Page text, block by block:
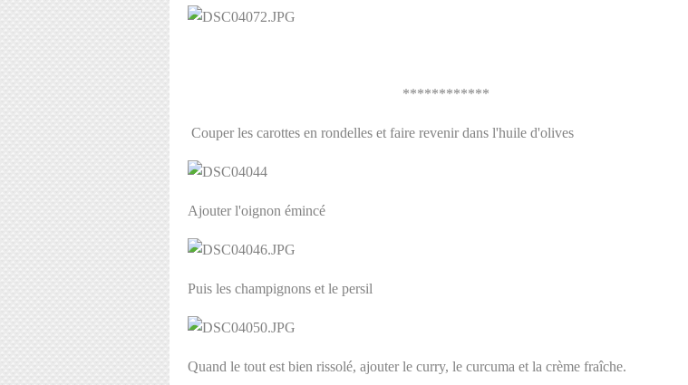
************
Couper les carottes en rondelles et faire revenir dans l'huile d'olives
Ajouter l'oignon émincé
Puis les champignons et le persil
Quand le tout est bien rissolé, ajouter le curry, le curcuma et la crème fraîche.